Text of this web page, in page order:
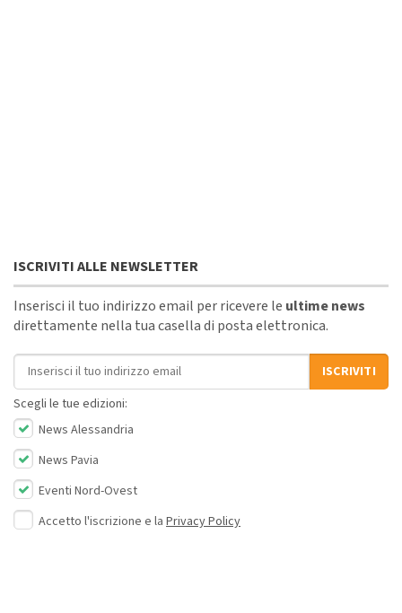
ISCRIVITI ALLE NEWSLETTER
Inserisci il tuo indirizzo email per ricevere le ultime news
direttamente nella tua casella di posta elettronica.
Indirizzo email
ISCRIVITI
Scegli le tue edizioni:
News Alessandria
News Pavia
Eventi Nord-Ovest
Accetto l'iscrizione e la Privacy Policy